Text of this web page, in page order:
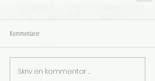
Kommentarer
Skriv en kommentar …